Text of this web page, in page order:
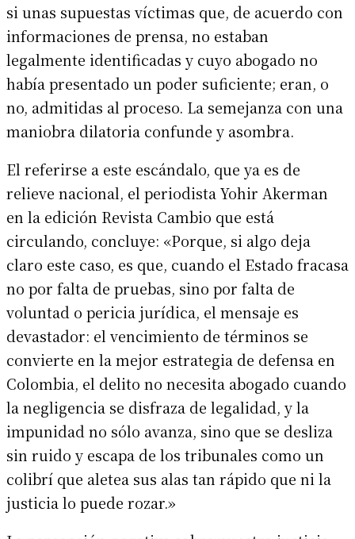
si unas supuestas víctimas que, de acuerdo con
informaciones de prensa, no estaban
legalmente identificadas y cuyo abogado no
había presentado un poder suficiente; eran, o
no, admitidas al proceso. La semejanza con una
maniobra dilatoria confunde y asombra.
El referirse a este escándalo, que ya es de
relieve nacional, el periodista Yohir Akerman
en la edición Revista Cambio que está
circulando, concluye: «Porque, si algo deja
claro este caso, es que, cuando el Estado fracasa
no por falta de pruebas, sino por falta de
voluntad o pericia jurídica, el mensaje es
devastador: el vencimiento de términos se
convierte en la mejor estrategia de defensa en
Colombia, el delito no necesita abogado cuando
la negligencia se disfraza de legalidad, y la
impunidad no sólo avanza, sino que se desliza
sin ruido y escapa de los tribunales como un
colibrí que aletea sus alas tan rápido que ni la
justicia lo puede rozar.»